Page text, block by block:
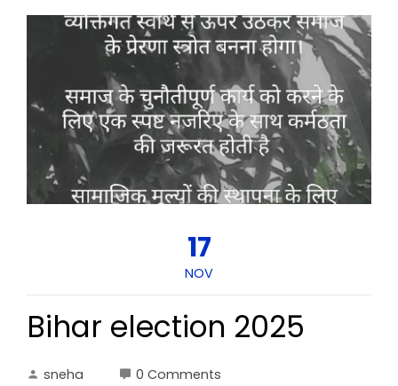
17
NOV
Bihar election 2025
sneha
0 Comments